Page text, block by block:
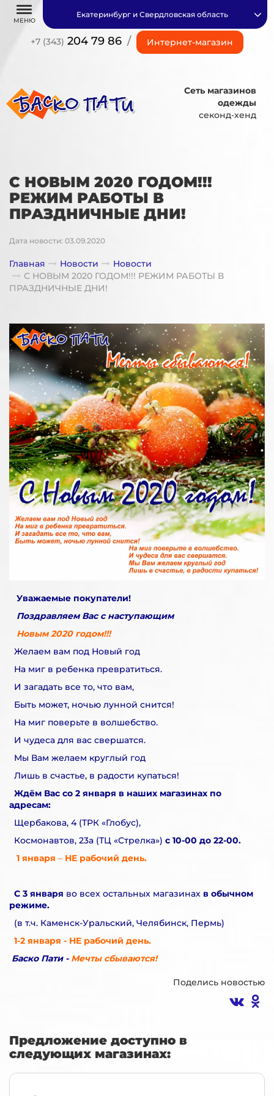
МЕНЮ
+7 (343) 204 79 86 / Интернет-магазин
Екатеринбург и Свердловская область
Сеть магазинов
одежды
секонд-хенд
С НОВЫМ 2020 ГОДОМ!!!
РЕЖИМ РАБОТЫ В
ПРАЗДНИЧНЫЕ ДНИ!
Дата новости: 03.09.2020
Главная Новости
Новости
С НОВЫМ 2020 ГОДОМ!!! РЕЖИМ РАБОТЫ В
ПРАЗДНИЧНЫЕ ДНИ!
Уважаемые покупатели!
Поздравляем Вас с наступающим
Новым 2020 годом!!!
Желаем вам под Новый год
На миг в ребенка превратиться.
И загадать все то, что вам,
Быть может, ночью лунной снится!
На миг поверьте в волшебство.
И чудеса для вас свершатся.
Мы Вам желаем круглый год
Лишь в счастье, в радости купаться!
Ждём Вас со 2 января в наших магазинах по
адресам:
Щербакова, 4 (ТРК «Глобус),
Космонавтов, 23а (ТЦ «Стрелка») с 10-00 до 22-00.
1 января – НЕ рабочий день.
C 3 января во всех остальных магазинах в обычном
режиме.
(в т.ч. Каменск-Уральский, Челябинск, Пермь)
1-2 января - НЕ рабочий день.
Баско Пати -Мечты сбываются!
Поделись новостью
Предложение доступно в
следующих магазинах: